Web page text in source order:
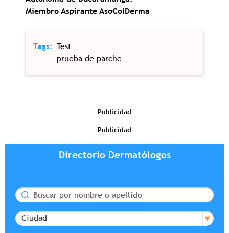
Miembro Aspirante AsoColDerma
Tags
Test
prueba de parche
Publicidad
Publicidad
Directorio Dermatólogos
Buscar
Ciudad